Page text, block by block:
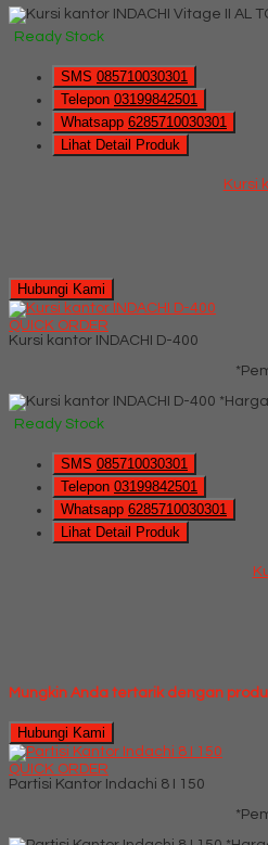
Ready Stock
SMS 085710030301
Telepon 03199842501
Whatsapp 6285710030301
Lihat Detail Produk
Kursi
Hubungi Kami
QUICK ORDER
Kursi kantor INDACHI D-400
Ready Stock
SMS 085710030301
Telepon 03199842501
Whatsapp 6285710030301
Lihat Detail Produk
Mungkin Anda tertarik dengan
Hubungi Kami
QUICK ORDER
Partisi Kantor Indachi 8 I 150